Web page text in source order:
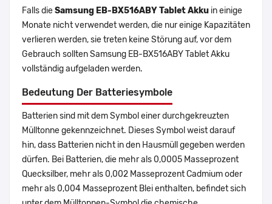
Falls dieSamsung EB-BX516ABY Tablet Akku in einige
Monate nicht verwendet werden, die nur einige Kapazitäten
verlieren werden, sie treten keine Störung auf, vor dem
Gebrauch sollten Samsung EB-BX516ABY Tablet Akku
vollständig aufgeladen werden.
Bedeutung Der Batteriesymbole
Batterien sind mit dem Symbol einer durchgekreuzten
Mülltonne gekennzeichnet. Dieses Symbol weist darauf
hin, dass Batterien nicht in den Hausmüll gegeben werden
dürfen. Bei Batterien, die mehr als 0,0005 Masseprozent
Quecksilber, mehr als 0,002 Masseprozent Cadmium oder
mehr als 0,004 Masseprozent Blei enthalten, befindet sich